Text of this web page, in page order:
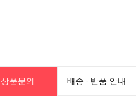
상품문의 배송 · 반품 안내